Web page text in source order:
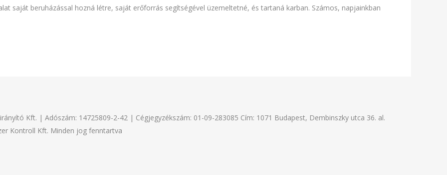
saját beruházással hozná létre, saját erőforrás segítségével üzemeltetné, és tartaná karban. Számos, napjainkban
Kft. | Adószám: 14725809-2-42 | Cégjegyzékszám: 01-09-283085 Cím: 1071 Budapest, Dembinszky utca 36. al.
Kontroll Kft. Minden jog fenntartva